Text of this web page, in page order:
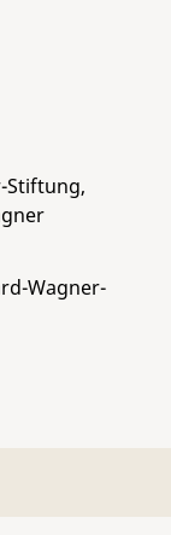
Stiftung,
Wagner-